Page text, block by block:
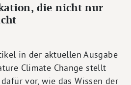
die nicht nur
in der aktuellen Ausgabe
Climate Change stellt
vor, wie das Wissen der